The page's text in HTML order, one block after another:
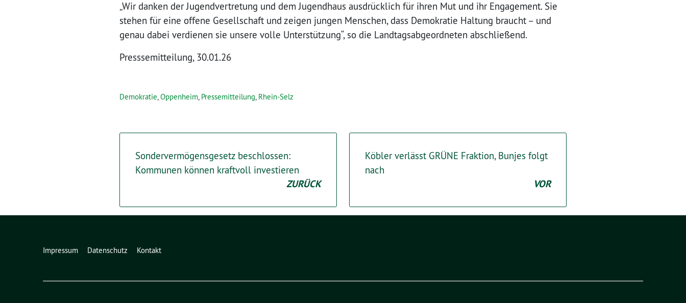
„Wir danken der Jugendvertretung und dem Jugendhaus ausdrücklich für ihren Mut und ihr Engagement. Sie
stehen für eine offene Gesellschaft und zeigen jungen Menschen, dass Demokratie Haltung braucht – und
genau dabei verdienen sie unsere volle Unterstützung“, so die Landtagsabgeordneten abschließend.
Presssemitteilung, 30.01.26
Demokratie,Oppenheim, Pressemitteilung, Rhein-Selz
Sondervermögensgesetz beschlossen:
Kommunen können kraftvoll investieren
ZURÜCK
Köbler verlässt GRÜNE Fraktion, Bunjes folgt
nach
VOR
Impressum Datenschutz Kontakt